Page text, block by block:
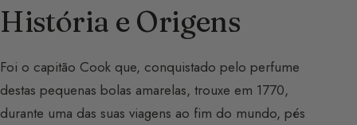
História e Origens
Foi o capitão Cook que, conquistado pelo perfume
destas pequenas bolas amarelas, trouxe em 1770,
durante uma das suas viagens ao fim do mundo, pés